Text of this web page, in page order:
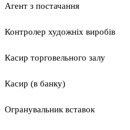
Агент з постачання
Контролер художніх виробів
Касир торговельного залу
Касир (в банку)
Огранувальник вставок